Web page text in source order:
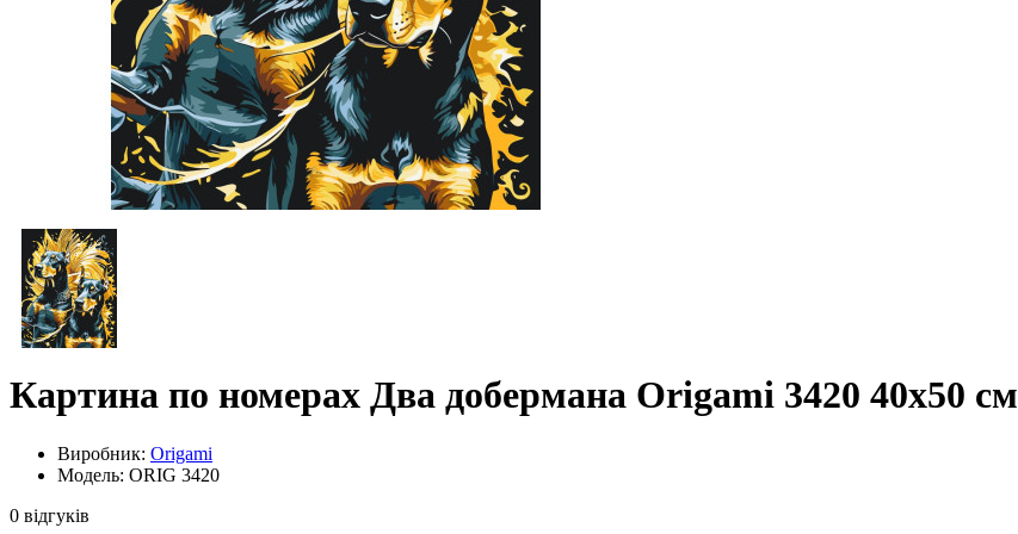
Картина по номерах Два добермана Origami 3420 40x50 см
Виробник: Origami
Модель: ORIG 3420
0 відгуків